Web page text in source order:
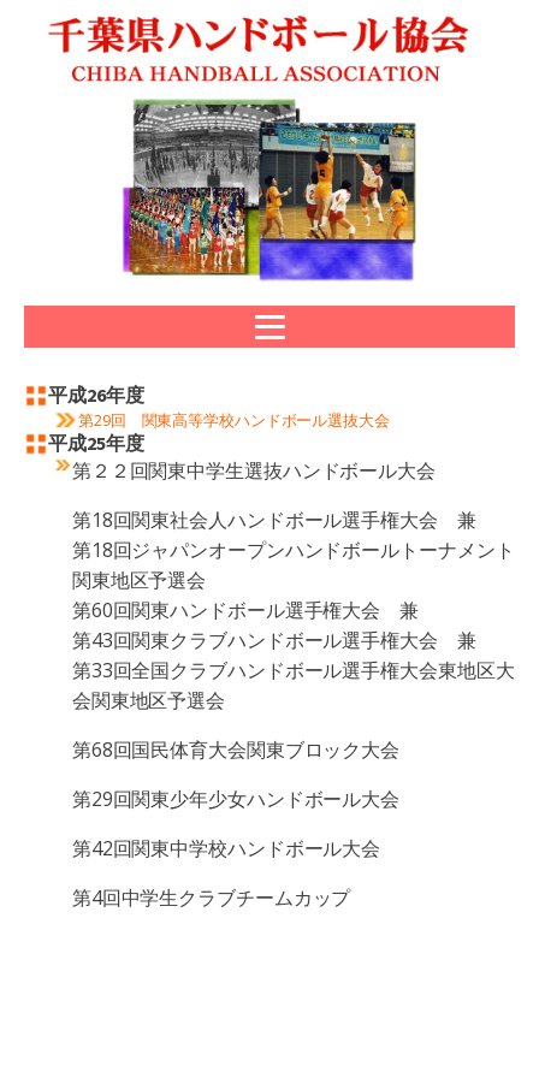
平成26年度
第29回 関東高等学校ハンドボール選抜大会
平成25年度
第２２回関東中学生選抜ハンドボール大会
第18回関東社会人ハンドボール選手権大会 兼
第18回ジャパンオープンハンドボールトーナメント
関東地区予選会
第60回関東ハンドボール選手権大会 兼
第43回関東クラブハンドボール選手権大会 兼
第33回全国クラブハンドボール選手権大会東地区大
会関東地区予選会
第68回国民体育大会関東ブロック大会
第29回関東少年少女ハンドボール大会
第42回関東中学校ハンドボール大会
第4回中学生クラブチームカップ